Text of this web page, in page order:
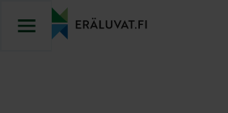
sisältöön